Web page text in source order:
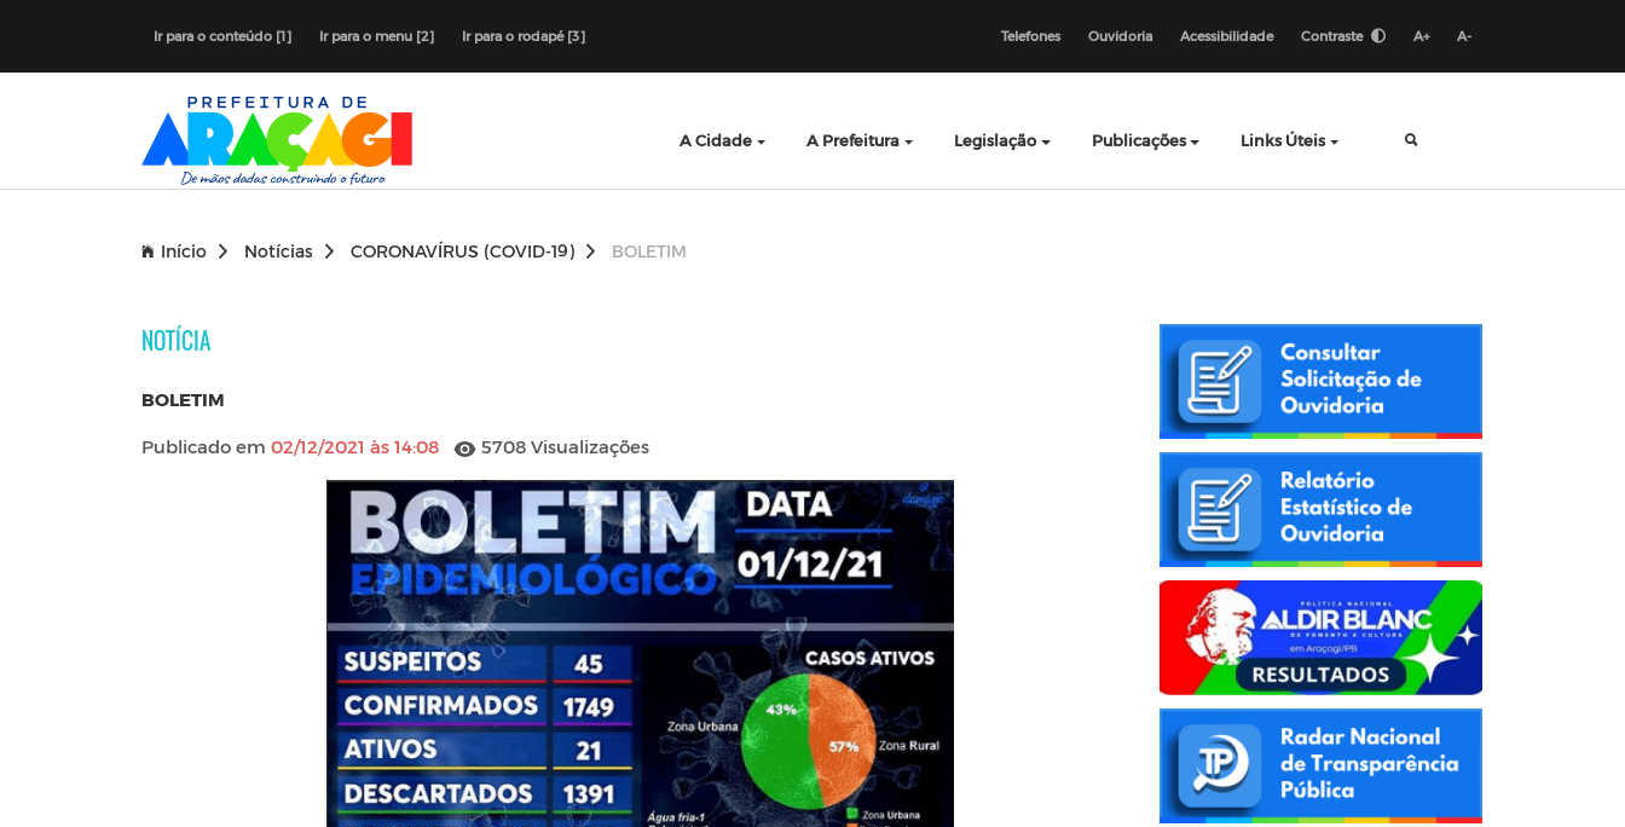
Ir para o conteúdo [1] Ir para o menu [2] Ir para o rodapé [3] Telefones Ouvidoria Acessibilidade Contraste A+ A-
A Cidade A Prefeitura Legislação Publicações Links Úteis
Início Notícias CORONAVÍRUS (COVID-19) BOLETIM
NOTÍCIA
BOLETIM
Publicado em 02/12/2021 às 14:08 5708 Visualizações